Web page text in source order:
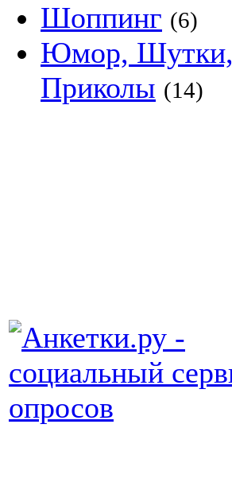
Шоппинг (6)
Юмор, Шутки,
Приколы (14)